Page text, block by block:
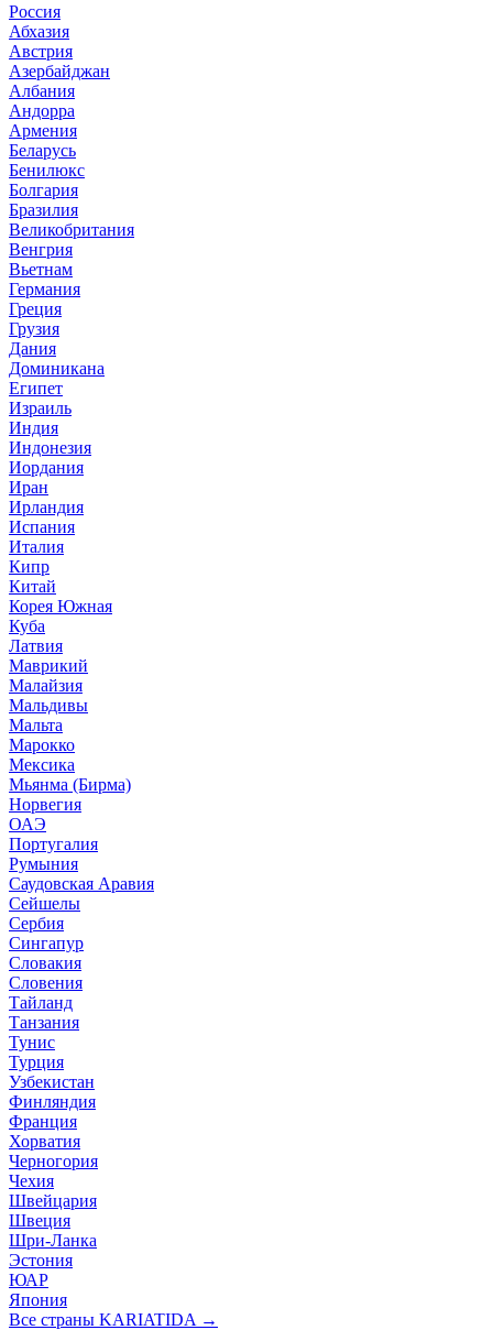
Россия
Абхазия
Австрия
Азербайджан
Албания
Андорра
Армения
Беларусь
Бенилюкс
Болгария
Бразилия
Великобритания
Венгрия
Вьетнам
Германия
Греция
Грузия
Дания
Доминикана
Египет
Израиль
Индия
Индонезия
Иордания
Иран
Ирландия
Испания
Италия
Кипр
Китай
Корея Южная
Куба
Латвия
Маврикий
Малайзия
Мальдивы
Мальта
Марокко
Мексика
Мьянма (Бирма)
Норвегия
ОАЭ
Португалия
Румыния
Саудовская Аравия
Сейшелы
Сербия
Сингапур
Словакия
Словения
Тайланд
Танзания
Тунис
Турция
Узбекистан
Финляндия
Франция
Хорватия
Черногория
Чехия
Швейцария
Швеция
Шри-Ланка
Эстония
ЮАР
Япония
Все страны KARIATIDA →